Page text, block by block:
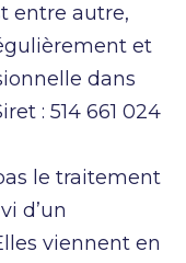
entre autre,
et
dans
: 514 661 024
le traitement
d’un
viennent en